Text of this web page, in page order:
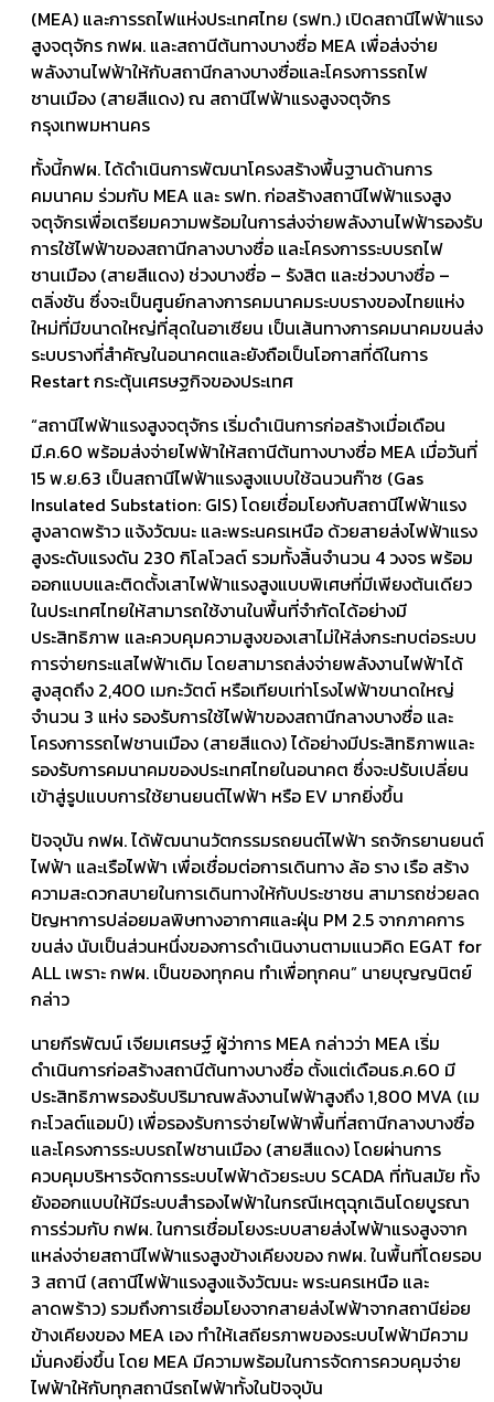
(MEA) และการรถไฟแห่งประเทศไทย (รฟท.) เปิดสถานีไฟฟ้าแรง
สูงจตุจักร กฟผ. และสถานีต้นทางบางซื่อ MEA เพื่อส่งจ่าย
พลังงานไฟฟ้าให้กับสถานีกลางบางซื่อและโครงการรถไฟ
ชานเมือง (สายสีแดง) ณ สถานีไฟฟ้าแรงสูงจตุจักร
กรุงเทพมหานคร
ทั้งนี้กฟผ. ได้ดำเนินการพัฒนาโครงสร้างพื้นฐานด้านการ
คมนาคม ร่วมกับ MEA และ รฟท. ก่อสร้างสถานีไฟฟ้าแรงสูง
จตุจักรเพื่อเตรียมความพร้อมในการส่งจ่ายพลังงานไฟฟ้ารองรับ
การใช้ไฟฟ้าของสถานีกลางบางซื่อ และโครงการระบบรถไฟ
ชานเมือง (สายสีแดง) ช่วงบางซื่อ – รังสิต และช่วงบางซื่อ –
ตลิ่งชัน ซึ่งจะเป็นศูนย์กลางการคมนาคมระบบรางของไทยแห่ง
ใหม่ที่มีขนาดใหญ่ที่สุดในอาเซียน เป็นเส้นทางการคมนาคมขนส่ง
ระบบรางที่สำคัญในอนาคตและยังถือเป็นโอกาสที่ดีในการ
Restart กระตุ้นเศรษฐกิจของประเทศ
“สถานีไฟฟ้าแรงสูงจตุจักร เริ่มดำเนินการก่อสร้างเมื่อเดือน
มี.ค.60 พร้อมส่งจ่ายไฟฟ้าให้สถานีต้นทางบางซื่อ MEA เมื่อวันที่
15 พ.ย.63 เป็นสถานีไฟฟ้าแรงสูงแบบใช้ฉนวนก๊าซ (Gas
Insulated Substation: GIS) โดยเชื่อมโยงกับสถานีไฟฟ้าแรง
สูงลาดพร้าว แจ้งวัฒนะ และพระนครเหนือ ด้วยสายส่งไฟฟ้าแรง
สูงระดับแรงดัน 230 กิโลโวลต์ รวมทั้งสิ้นจำนวน 4 วงจร พร้อม
ออกแบบและติดตั้งเสาไฟฟ้าแรงสูงแบบพิเศษที่มีเพียงต้นเดียว
ในประเทศไทยให้สามารถใช้งานในพื้นที่จำกัดได้อย่างมี
ประสิทธิภาพ และควบคุมความสูงของเสาไม่ให้ส่งกระทบต่อระบบ
การจ่ายกระแสไฟฟ้าเดิม โดยสามารถส่งจ่ายพลังงานไฟฟ้าได้
สูงสุดถึง 2,400 เมกะวัตต์ หรือเทียบเท่าโรงไฟฟ้าขนาดใหญ่
จำนวน 3 แห่ง รองรับการใช้ไฟฟ้าของสถานีกลางบางซื่อ และ
โครงการรถไฟชานเมือง (สายสีแดง) ได้อย่างมีประสิทธิภาพและ
รองรับการคมนาคมของประเทศไทยในอนาคต ซึ่งจะปรับเปลี่ยน
เข้าสู่รูปแบบการใช้ยานยนต์ไฟฟ้า หรือ EV มากยิ่งขึ้น
ปัจจุบัน กฟผ. ได้พัฒนานวัตกรรมรถยนต์ไฟฟ้า รถจักรยานยนต์
ไฟฟ้า และเรือไฟฟ้า เพื่อเชื่อมต่อการเดินทาง ล้อ ราง เรือ สร้าง
ความสะดวกสบายในการเดินทางให้กับประชาชน สามารถช่วยลด
ปัญหาการปล่อยมลพิษทางอากาศและฝุ่น PM 2.5 จากภาคการ
ขนส่ง นับเป็นส่วนหนึ่งของการดำเนินงานตามแนวคิด EGAT for
ALL เพราะ กฟผ. เป็นของทุกคน ทำเพื่อทุกคน” นายบุญญนิตย์
กล่าว
นายกีรพัฒน์ เจียมเศรษฐ์ ผู้ว่าการ MEA กล่าวว่า MEA เริ่ม
ดำเนินการก่อสร้างสถานีต้นทางบางซื่อ ตั้งแต่เดือนธ.ค.60 มี
ประสิทธิภาพรองรับปริมาณพลังงานไฟฟ้าสูงถึง 1,800 MVA (เม
กะโวลต์แอมป์) เพื่อรองรับการจ่ายไฟฟ้าพื้นที่สถานีกลางบางซื่อ
และโครงการระบบรถไฟชานเมือง (สายสีแดง) โดยผ่านการ
ควบคุมบริหารจัดการระบบไฟฟ้าด้วยระบบ SCADA ที่ทันสมัย ทั้ง
ยังออกแบบให้มีระบบสำรองไฟฟ้าในกรณีเหตุฉุกเฉินโดยบูรณา
การร่วมกับ กฟผ. ในการเชื่อมโยงระบบสายส่งไฟฟ้าแรงสูงจาก
แหล่งจ่ายสถานีไฟฟ้าแรงสูงข้างเคียงของ กฟผ. ในพื้นที่โดยรอบ
3 สถานี (สถานีไฟฟ้าแรงสูงแจ้งวัฒนะ พระนครเหนือ และ
ลาดพร้าว) รวมถึงการเชื่อมโยงจากสายส่งไฟฟ้าจากสถานีย่อย
ข้างเคียงของ MEA เอง ทำให้เสถียรภาพของระบบไฟฟ้ามีความ
มั่นคงยิ่งขึ้น โดย MEA มีความพร้อมในการจัดการควบคุมจ่าย
ไฟฟ้าให้กับทุกสถานีรถไฟฟ้าทั้งในปัจจุบัน